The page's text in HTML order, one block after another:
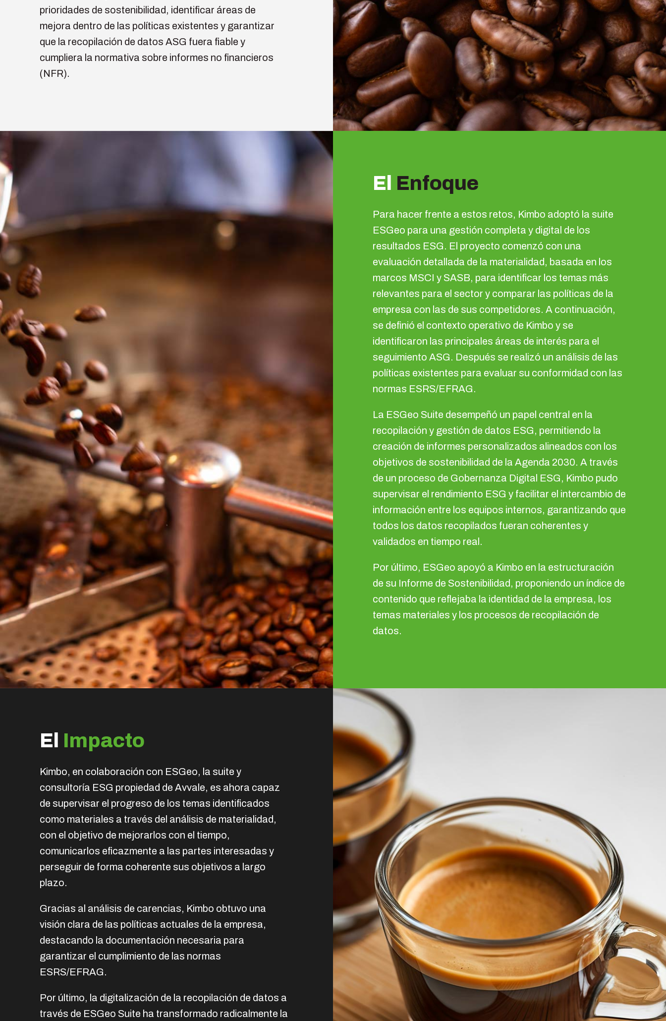
prioridades de sostenibilidad, identificar áreas de
mejora dentro de las políticas existentes y garantizar
que la recopilación de datos ASG fuera fiable y
cumpliera la normativa sobre informes no financieros
(NFR).
El Enfoque
Para hacer frente a estos retos, Kimbo adoptó la suite
ESGeo para una gestión completa y digital de los
resultados ESG. El proyecto comenzó con una
evaluación detallada de la materialidad, basada en los
marcos MSCI y SASB, para identificar los temas más
relevantes para el sector y comparar las políticas de la
empresa con las de sus competidores. A continuación,
se definió el contexto operativo de Kimbo y se
identificaron las principales áreas de interés para el
seguimiento ASG. Después se realizó un análisis de las
políticas existentes para evaluar su conformidad con las
normas ESRS/EFRAG.
La ESGeo Suite desempeñó un papel central en la
recopilación y gestión de datos ESG, permitiendo la
creación de informes personalizados alineados con los
objetivos de sostenibilidad de la Agenda 2030. A través
de un proceso de Gobernanza Digital ESG, Kimbo pudo
supervisar el rendimiento ESG y facilitar el intercambio de
información entre los equipos internos, garantizando que
todos los datos recopilados fueran coherentes y
validados en tiempo real.
Por último, ESGeo apoyó a Kimbo en la estructuración
de su Informe de Sostenibilidad, proponiendo un índice de
contenido que reflejaba la identidad de la empresa, los
temas materiales y los procesos de recopilación de
datos.
El Impacto
Kimbo, en colaboración con ESGeo, la suite y
consultoría ESG propiedad de Avvale, es ahora capaz
de supervisar el progreso de los temas identificados
como materiales a través del análisis de materialidad,
con el objetivo de mejorarlos con el tiempo,
comunicarlos eficazmente a las partes interesadas y
perseguir de forma coherente sus objetivos a largo
plazo.
Gracias al análisis de carencias, Kimbo obtuvo una
visión clara de las políticas actuales de la empresa,
destacando la documentación necesaria para
garantizar el cumplimiento de las normas
ESRS/EFRAG.
Por último, la digitalización de la recopilación de datos a
través de ESGeo Suite ha transformado radicalmente la